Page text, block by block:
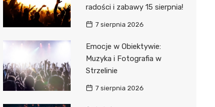
radości i zabawy 15 sierpnia!
7 sierpnia 2026
Emocje w Obiektywie:
Muzyka i Fotografia w
Strzelinie
7 sierpnia 2026